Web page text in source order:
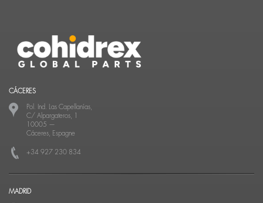
CÁCERES
Pol. Ind. Las Capellanías,
C/ Alpargateros, 1
10005 —
Cáceres, Espagne
+34 927 230 834
MADRID